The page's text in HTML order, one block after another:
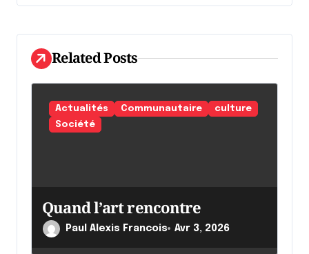
d
e
l
'
a
r
l
e
Related Posts
Actualités Communautaire
culture
Société
Quand l’art rencontre
Paul Alexis Francois Avr 3, 2026